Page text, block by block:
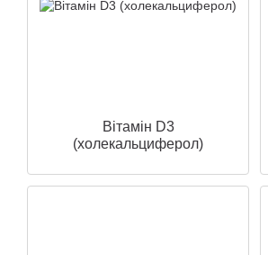
Вітамін D3
(холекальциферол)